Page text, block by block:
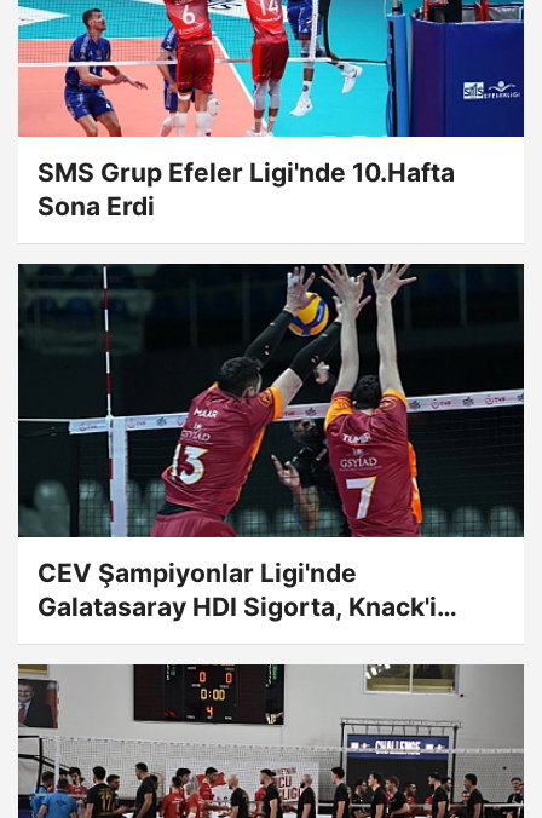
SMS Grup Efeler Ligi'nde 10.Hafta
Sona Erdi
CEV Şampiyonlar Ligi'nde
Galatasaray HDI Sigorta, Knack'i
ağırlayacak